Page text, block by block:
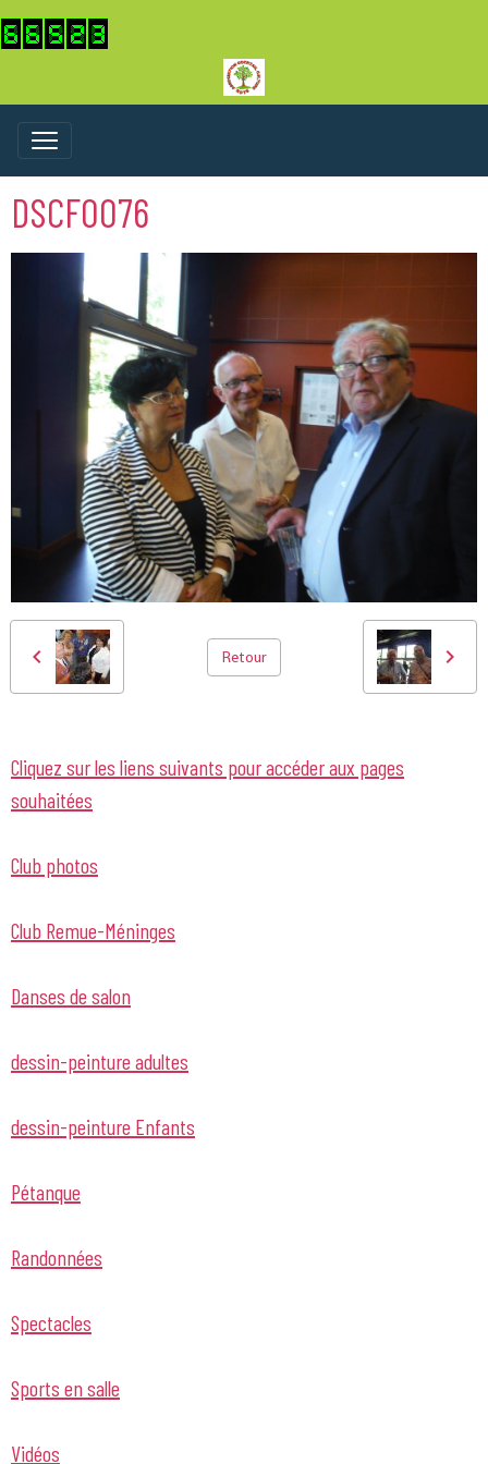
DSCF0076
Retour
Cliquez sur les liens suivants pour accéder aux pages
souhaitées
Club photos
Club Remue-Méninges
Danses de salon
dessin-peinture adultes
dessin-peinture Enfants
Pétanque
Randonnées
Spectacles
Sports en salle
Vidéos